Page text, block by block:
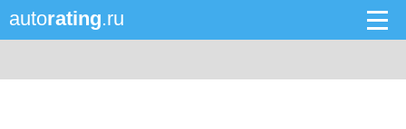
autorating.ru